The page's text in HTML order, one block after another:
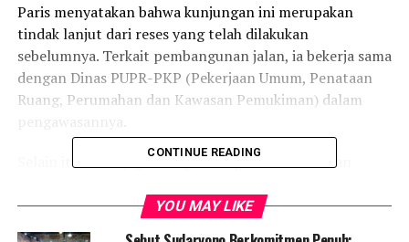
Paris menyatakan bahwa kunjungan ini merupakan
tindak lanjut dari reses yang telah dilakukan
sebelumnya. Terkait pembangunan jalan, ia bekerja sama
dengan Dinas PUPR-PKP (Pekerjaan Umum, Penataan
Ruang, Perumahan dan Kawasan Pemukiman) dalam
Selain itu, Paris juga mengundang Dinas Pertanian
tanggung jawab mereka, seperti pupuk, benih, dan
masalah pertanian lainnya yang banyak ditanyakan oleh
CONTINUE READING
YOU MAY LIKE